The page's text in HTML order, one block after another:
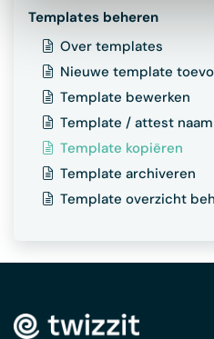
Templates beheren
Over templates
Nieuwe template
Template bewerken
Template / attest
Template kopiëren
Template archiveren
Template overzicht